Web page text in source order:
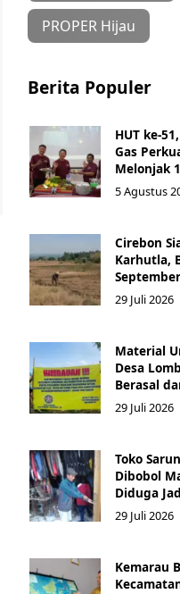
PROPER Hijau
Berita Populer
HUT ke-
Gas
Melonjak
5 Agustus
Cirebon
Karhutla,
September
29 Juli 2026
Material
Desa
Berasal
29 Juli 2026
Toko
Dibobol
Diduga
29 Juli 2026
Kemarau